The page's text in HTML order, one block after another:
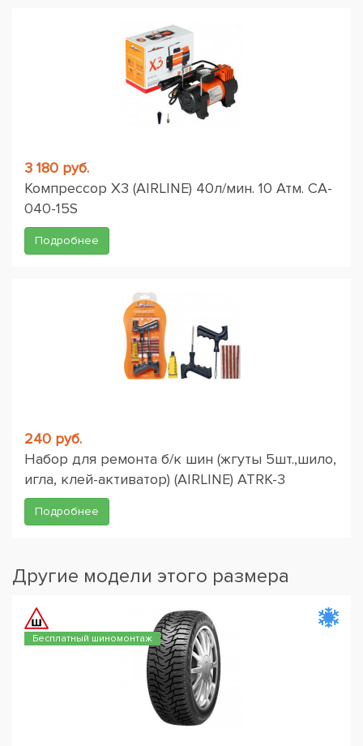
3 180 руб.
Компрессор X3 (AIRLINE) 40л/мин. 10 Атм. CA-
040-15S
Подробнее
240 руб.
Набор для ремонта б/к шин (жгуты 5шт.,шило,
игла, клей-активатор) (AIRLINE) ATRK-3
Подробнее
Другие модели этого размера
Бесплатный шиномонтаж